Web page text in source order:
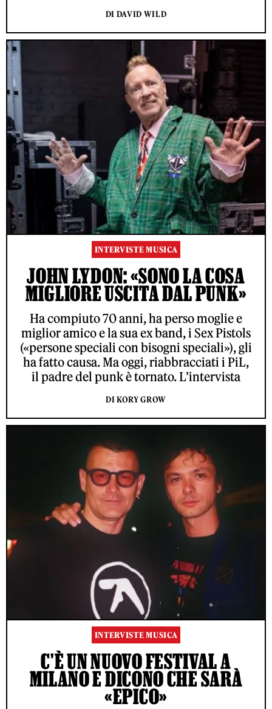
DI DAVID WILD
INTERVISTE MUSICA
JOHN LYDON: «SONO LA COSA
MIGLIORE USCITA DAL PUNK»
Ha compiuto 70 anni, ha perso moglie e
miglior amico e la sua ex band, i Sex Pistols
(«persone speciali con bisogni speciali»), gli
ha fatto causa. Ma oggi, riabbracciati i PiL,
il padre del punk è tornato. L’intervista
DI KORY GROW
INTERVISTE MUSICA
C'È UN NUOVO FESTIVAL A
MILANO E DICONO CHE SARÀ
«EPICO»